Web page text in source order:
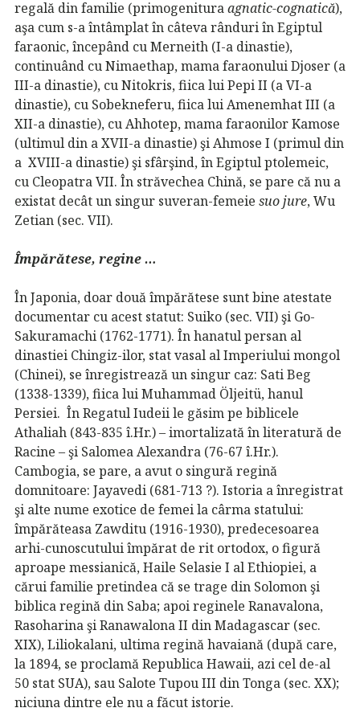
regală din familie (primogenituraagnatic-cognatică),
aşa cum s-a întâmplat în câteva rânduri în Egiptul
faraonic, începând cu Merneith (I-a dinastie),
continuând cu Nimaethap, mama faraonului Djoser (a
III-a dinastie), cu Nitokris, fiica lui Pepi II (a VI-a
dinastie), cu Sobekneferu, fiica lui Amenemhat III (a
XII-a dinastie), cu Ahhotep, mama faraonilor Kamose
(ultimul din a XVII-a dinastie) şi Ahmose I (primul din
a XVIII-a dinastie) şi sfârşind, în Egiptul ptolemeic,
cu Cleopatra VII. În străvechea Chină, se pare că nu a
existat decât un singur suveran-femeie suo jure, Wu
Zetian (sec. VII).
Împărătese, regine …
În Japonia, doar două împărătese sunt bine atestate
documentar cu acest statut: Suiko (sec. VII) şi Go-
Sakuramachi (1762-1771). În hanatul persan al
dinastiei Chingiz-ilor, stat vasal al Imperiului mongol
(Chinei), se înregistrează un singur caz: Sati Beg
(1338-1339), fiica lui Muhammad Öljeitü, hanul
Persiei. În Regatul Iudeii le găsim pe biblicele
Athaliah (843-835 î.Hr.) – imortalizată în literatură de
Racine – şi Salomea Alexandra (76-67 î.Hr.).
Cambogia, se pare, a avut o singură regină
domnitoare: Jayavedi (681-713 ?). Istoria a înregistrat
şi alte nume exotice de femei la cârma statului:
împărăteasa Zawditu (1916-1930), predecesoarea
arhi-cunoscutului împărat de rit ortodox, o figură
aproape messianică, Haile Selasie I al Ethiopiei, a
cărui familie pretindea că se trage din Solomon şi
biblica regină din Saba; apoi reginele Ranavalona,
Rasoharina şi Ranawalona II din Madagascar (sec.
XIX), Liliokalani, ultima regină havaiană (după care,
la 1894, se proclamă Republica Hawaii, azi cel de-al
50 stat SUA), sau Salote Tupou III din Tonga (sec. XX);
niciuna dintre ele nu a făcut istorie.